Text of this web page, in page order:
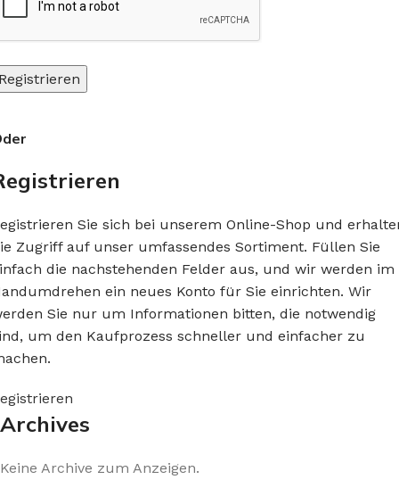
Sie sich bei unserem Online-Shop und
Zugriff auf unser umfassendes Sortiment. Füllen Sie
die nachstehenden Felder aus, und wir werden im
ein neues Konto für Sie einrichten. Wir
Sie nur um Informationen bitten, die notwendig
um den Kaufprozess schneller und einfacher zu
Archives
Keine Archive zum Anzeigen.